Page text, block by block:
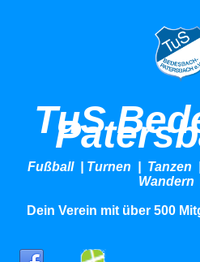
TuS
Fußball | Turnen | Tanzen
Dein Verein mit über 500